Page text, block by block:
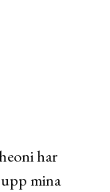
har
mina